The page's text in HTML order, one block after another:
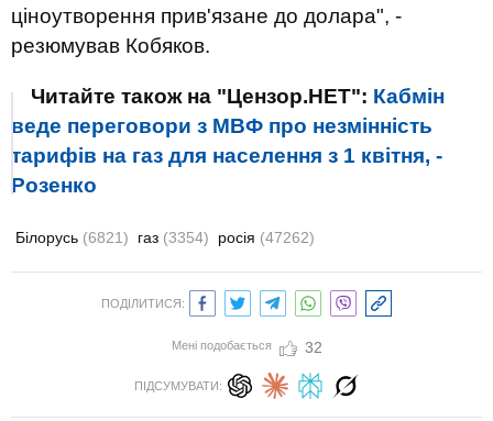
ціноутворення прив'язане до долара", -
резюмував Кобяков.
Читайте також на "Цензор.НЕТ": Кабмін
веде переговори з МВФ про незмінність
тарифів на газ для населення з 1 квітня, -
Розенко
Білорусь (6821) газ (3354) росія (47262)
ПОДІЛИТИСЯ:
Мені подобається 32
ПІДСУМУВАТИ: